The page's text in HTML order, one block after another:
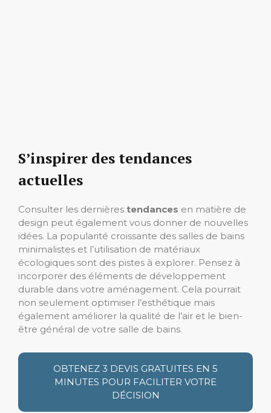
S’inspirer des tendances
actuelles
Consulter les dernières tendances en matière de
design peut également vous donner de nouvelles
idées. La popularité croissante des salles de bains
minimalistes et l’utilisation de matériaux
écologiques sont des pistes à explorer. Pensez à
incorporer des éléments de développement
durable dans votre aménagement. Cela pourrait
non seulement optimiser l’esthétique mais
également améliorer la qualité de l’air et le bien-
être général de votre salle de bains.
OBTENEZ 3 DEVIS GRATUITES EN 5
MINUTES POUR FACILITER VOTRE
DÉCISION